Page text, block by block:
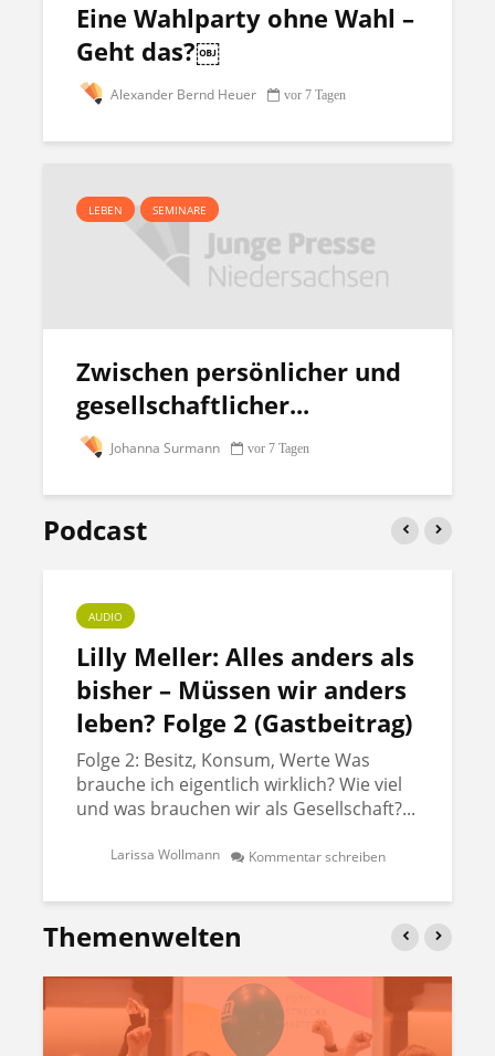
Eine Wahlparty ohne Wahl –
Geht das?￼
Alexander Bernd Heuer vor 7 Tagen
LEBEN SEMINARE
Zwischen persönlicher und
gesellschaftlicher...
Johanna Surmann vor 7 Tagen
Podcast
AUDIO
Lilly Meller: Alles anders als
bisher – Müssen wir anders
leben? Folge 2 (Gastbeitrag)
Folge 2: Besitz, Konsum, Werte Was
brauche ich eigentlich wirklich? Wie viel
und was brauchen wir als Gesellschaft?...
Larissa Wollmann Kommentar schreiben
Themenwelten